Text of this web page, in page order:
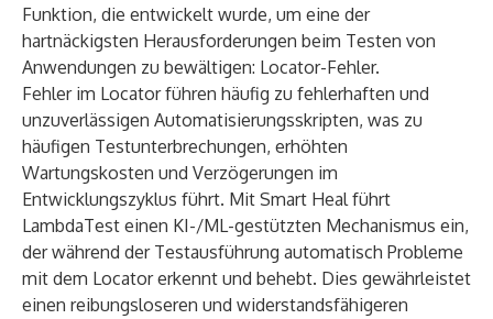
Funktion, die entwickelt wurde, um eine der
hartnäckigsten Herausforderungen beim Testen von
Anwendungen zu bewältigen: Locator-Fehler.
Fehler im Locator führen häufig zu fehlerhaften und
unzuverlässigen Automatisierungsskripten, was zu
häufigen Testunterbrechungen, erhöhten
Wartungskosten und Verzögerungen im
Entwicklungszyklus führt. Mit Smart Heal führt
LambdaTest einen KI-/ML-gestützten Mechanismus ein,
der während der Testausführung automatisch Probleme
mit dem Locator erkennt und behebt. Dies gewährleistet
einen reibungsloseren und widerstandsfähigeren